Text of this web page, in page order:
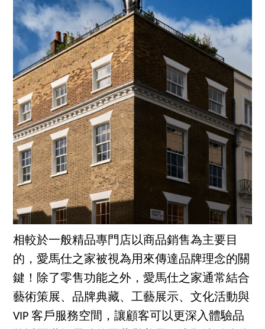
相較於一般精品專門店以商品銷售為主要目
的，愛馬仕之家被視為用來傳達品牌理念的關
鍵！除了零售功能之外，愛馬仕之家通常結合
藝術策展、品牌典藏、工藝展示、文化活動與
VIP 客戶服務空間，讓顧客可以更深入體驗品